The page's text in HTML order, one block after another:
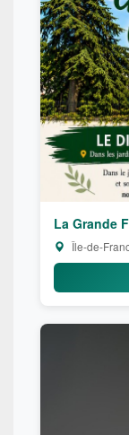
La Grande
Île-de-